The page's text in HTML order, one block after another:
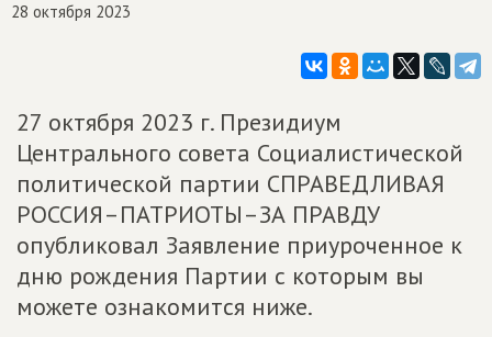
28 октября 2023
27 октября 2023 г. Президиум
Центрального совета Социалистической
политической партии СПРАВЕДЛИВАЯ
РОССИЯ–ПАТРИОТЫ–ЗА ПРАВДУ
опубликовал Заявление приуроченное к
дню рождения Партии с которым вы
можете ознакомится ниже.